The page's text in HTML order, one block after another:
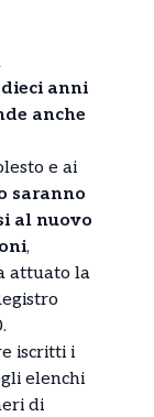
anni
anche
e ai
saranno
al nuovo
,
attuato la
iscritti i
elenchi
di